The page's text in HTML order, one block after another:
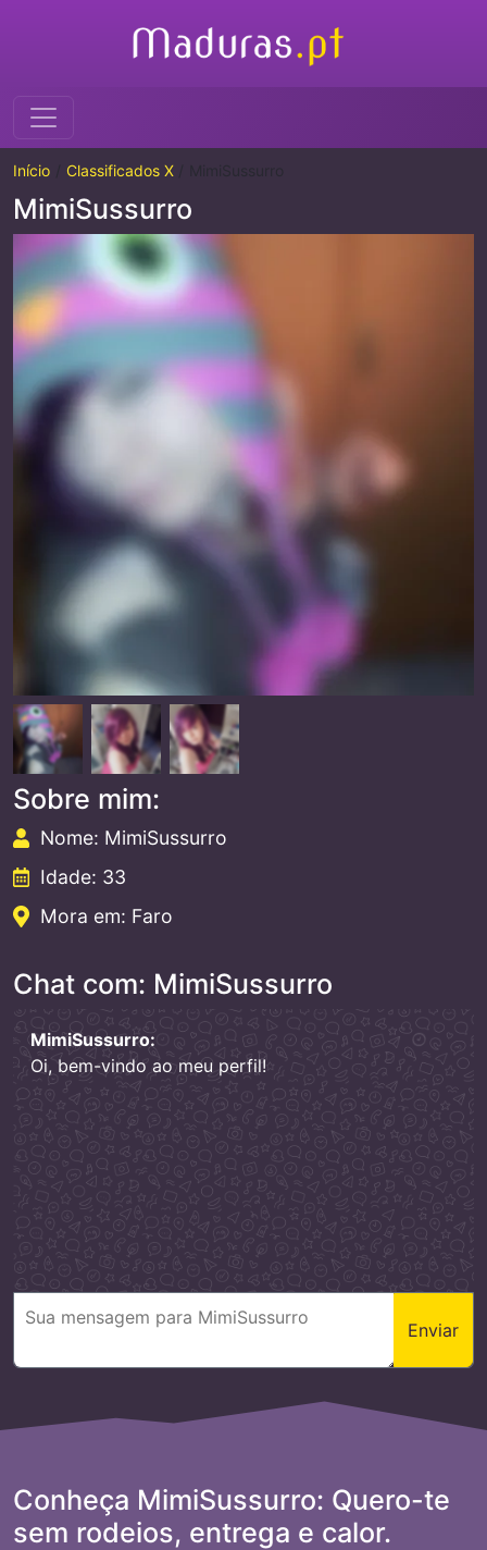
Início Classificados X
MimiSussurro
Sobre mim:
Nome: MimiSussurro
Idade: 33
Mora em: Faro
Chat com: MimiSussurro
MimiSussurro:
Oi, bem-vindo ao meu perfil!
Enviar
Conheça MimiSussurro: Quero-te
sem rodeios, entrega e calor.